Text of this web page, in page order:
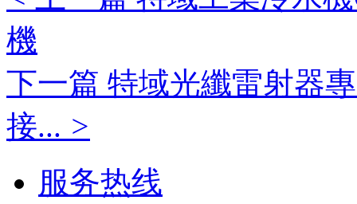
機
下一篇 特域光纖雷射器
接... >
服务热线